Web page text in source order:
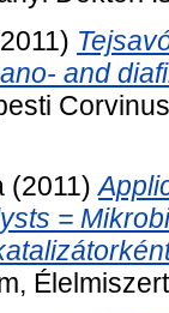
and
(2011)
=